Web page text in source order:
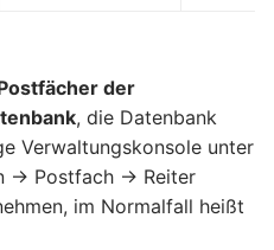
der
, die Datenbank
Verwaltungskonsole unter
-> Postfach -> Reiter
im Normalfall heißt